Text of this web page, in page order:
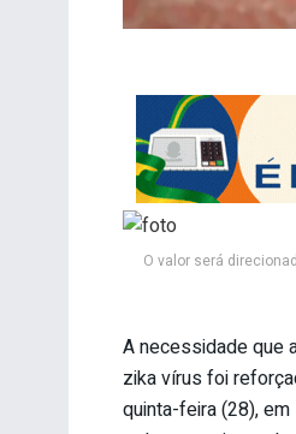
O valor será
A necessidade que
zika vírus foi
quinta-feira (28),